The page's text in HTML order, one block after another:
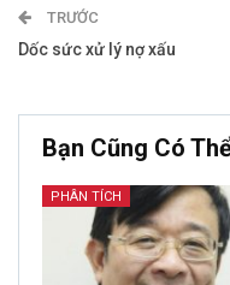
TRƯỚC
Dốc sức xử lý nợ xấu
Bạn Cũng Có
PHÂN TÍCH